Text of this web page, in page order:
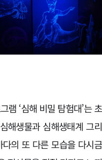
램 ‘심해 비밀 탐험대’는 초
해생물과 심해생태계 그리
의 또 다른 모습을 다시금